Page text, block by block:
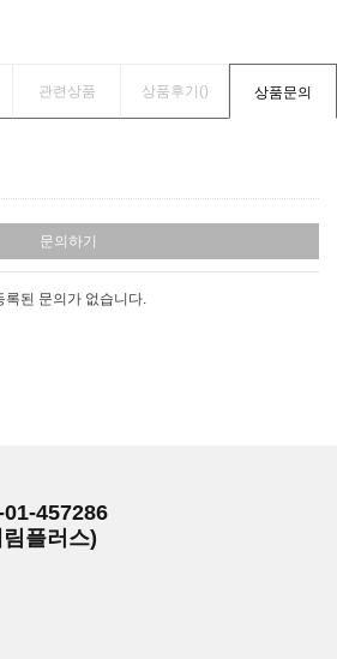
관련상품 상품후기() 상품문의
문의하기
록된 문의가 없습니다.
457286
플러스)